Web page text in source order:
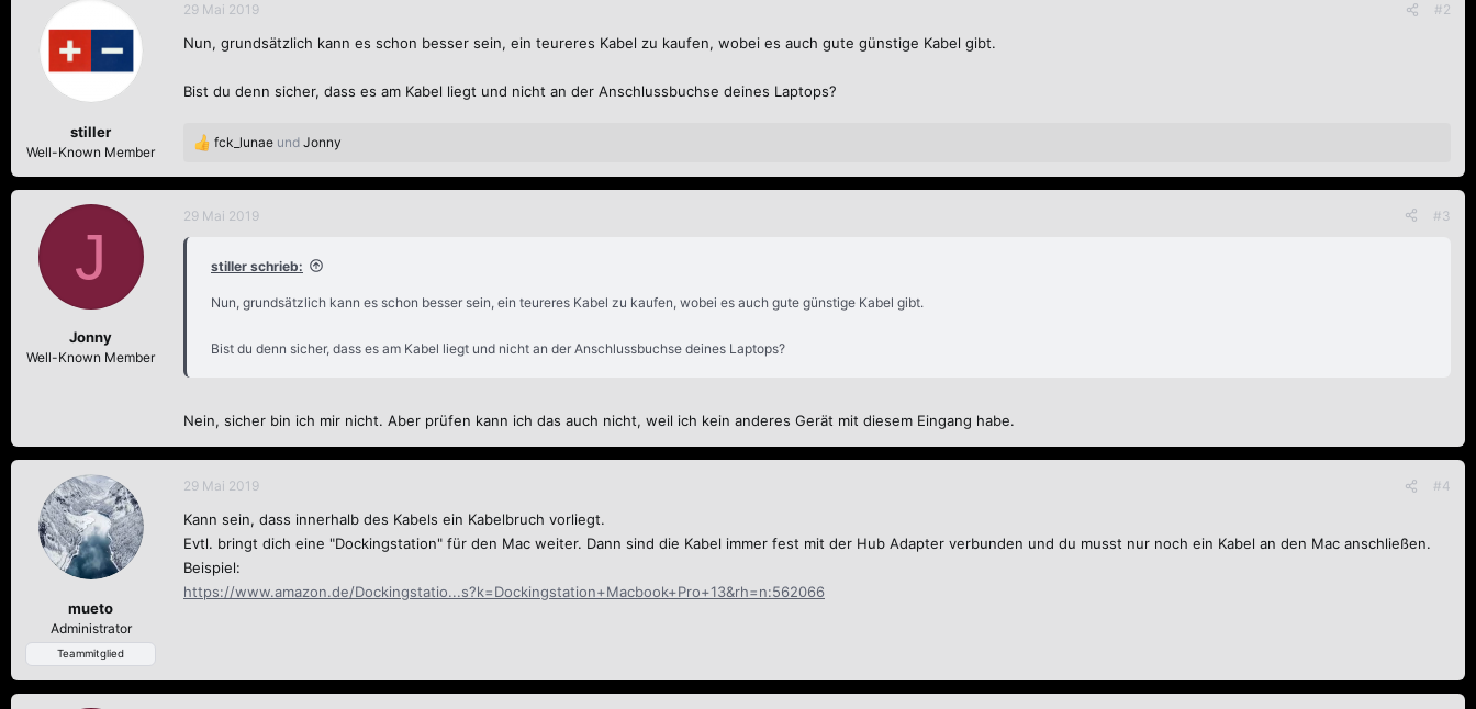
stiller
Well-Known Member
29 Mai 2019 #2
Nun, grundsätzlich kann es schon besser sein, ein teureres Kabel zu kaufen, wobei es auch gute günstige Kabel gibt.
Bist du denn sicher, dass es am Kabel liegt und nicht an der Anschlussbuchse deines Laptops?
R
a
k
fck_lunae und Jonny
J
Jonny
Well-Known Member
29 Mai 2019 #3
stiller schrieb:
Nun, grundsätzlich kann es schon besser sein, ein teureres Kabel zu kaufen, wobei es auch gute günstige Kabel gibt.
Bist du denn sicher, dass es am Kabel liegt und nicht an der Anschlussbuchse deines Laptops?
Nein, sicher bin ich mir nicht. Aber prüfen kann ich das auch nicht, weil ich kein anderes Gerät mit diesem Eingang habe.
mueto
Administrator
Teammitglied
29 Mai 2019 #4
Kann sein, dass innerhalb des Kabels ein Kabelbruch vorliegt.
Evtl. bringt dich eine "Dockingstation" für den Mac weiter. Dann sind die Kabel immer fest mit der Hub Adapter verbunden und du musst nur noch ein Kabel an den Mac anschließen.
Beispiel:
https://www.amazon.de/Dockingstatio...s?k=Dockingstation+Macbook+Pro+13&rh=n:562066